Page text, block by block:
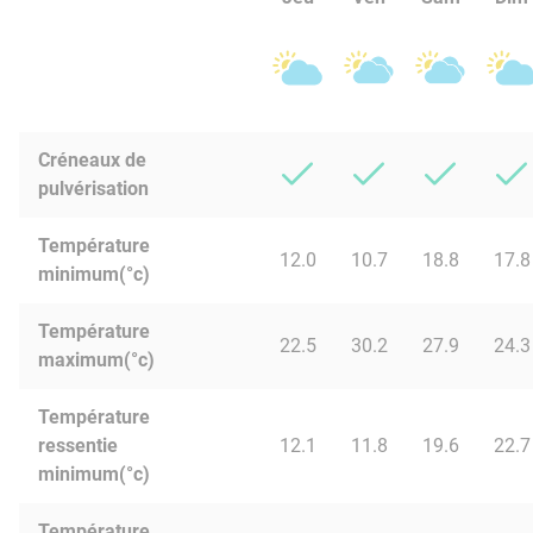
Créneaux de
pulvérisation
Température
minimum(°c)
12.0 10.7 18.8 17.8
Température
maximum(°c)
22.5 30.2 27.9 24.3
Température
ressentie
minimum(°c)
12.1 11.8 19.6 22.7